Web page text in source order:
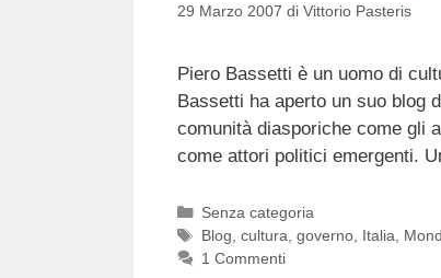
29 Marzo 2007 di Vittorio Pasteris
Piero Bassetti è un uomo di
Bassetti ha aperto un suo blog
comunità diasporiche come gli
come attori politici emergenti.
Categorie
Senza categoria
Tag
Blog cultura governo, Italia
1 Commenti